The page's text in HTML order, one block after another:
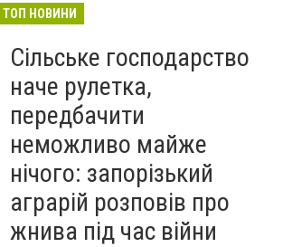
ТОП НОВИНИ
Сільське господарство
наче рулетка,
передбачити
неможливо майже
нічого: запорізький
аграрій розповів про
жнива під час війни